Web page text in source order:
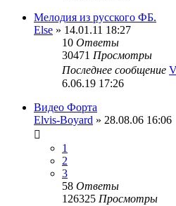
Мелодия из русского ФБ.
Else » 14.01.11 18:27
10 Ответы
30471 Просмотры
Последнее сообщение
6.06.19 17:26
Видео Форта
Elvis-Boyard » 28.08.06 16:06
1
2
3
58 Ответы
126325 Просмотры